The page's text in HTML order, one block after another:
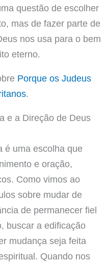
questão de escolher
mas de fazer parte de
nos usa para o bem
eterno.
Porque os Judeus
.
e a Direção de Deus
é uma escolha que
e oração,
Como vimos ao
sobre mudar de
de permanecer fiel
buscar a edificação
mudança seja feita
Quando nos